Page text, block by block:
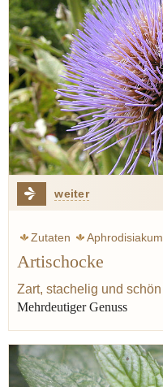
weiter
Zutaten Aphrodisiakum
Artischocke
Zart, stachelig und schön
Mehrdeutiger Genuss